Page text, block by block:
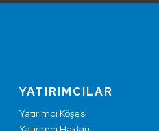
YATIRIMCILAR
Yatırımcı Köşesi